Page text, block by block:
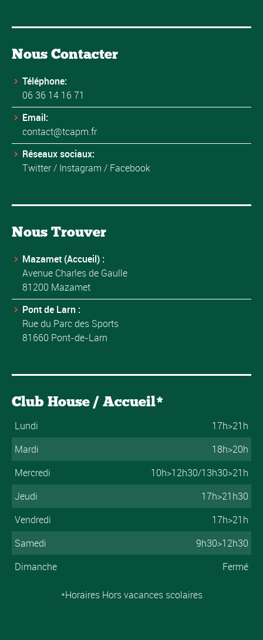
Nous Contacter
Téléphone:
06 36 14 16 71
Email:
contact@tcapm.fr
Réseaux sociaux:
Twitter/ Instagram / Facebook
Nous Trouver
Mazamet (Accueil) :
Avenue Charles de Gaulle
81200 Mazamet
Pont de Larn :
Rue du Parc des Sports
81660 Pont-de-Larn
Club House / Accueil*
Lundi
17h>21h
Mardi
18h>20h
Mercredi
10h>12h30/13h30>21h
Jeudi
17h>21h30
Vendredi
17h>21h
Samedi
9h30>12h30
Dimanche
Fermé
*Horaires Hors vacances scolaires